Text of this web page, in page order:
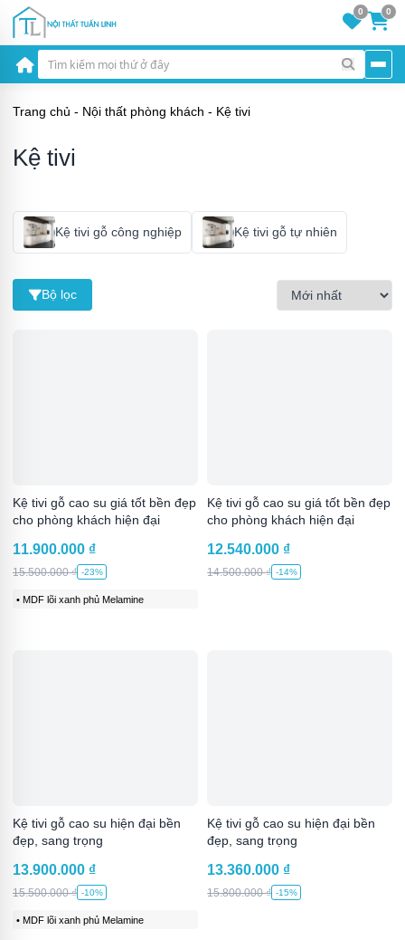
0 0
Trang chủ - Nội thất phòng khách - Kệ tivi
Kệ tivi
Kệ tivi gỗ công nghiệp Kệ tivi gỗ tự nhiên
Bộ lọc
Kệ tivi gỗ cao su giá tốt bền đẹp
cho phòng khách hiện đại
11.900.000 ₫
15.500.000₫ -23%
• MDF lõi xanh phủ Melamine
Kệ tivi gỗ cao su giá tốt bền đẹp
cho phòng khách hiện đại
12.540.000 ₫
14.500.000₫ -14%
Kệ tivi gỗ cao su hiện đại bền
đẹp, sang trọng
13.900.000 ₫
15.500.000₫ -10%
• MDF lõi xanh phủ Melamine
Kệ tivi gỗ cao su hiện đại bền
đẹp, sang trọng
13.360.000 ₫
15.800.000₫ -15%